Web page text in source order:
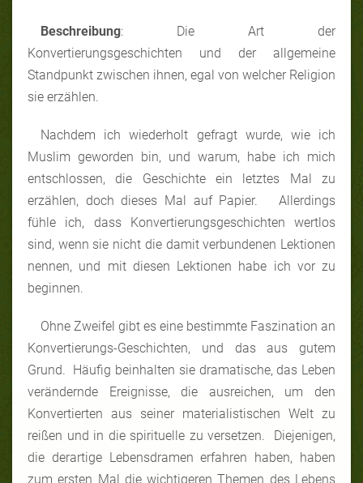
Beschreibung: Die Art der
Konvertierungsgeschichten und der allgemeine
Standpunkt zwischen ihnen, egal von welcher Religion
sie erzählen.
Nachdem ich wiederholt gefragt wurde, wie ich
Muslim geworden bin, und warum, habe ich mich
entschlossen, die Geschichte ein letztes Mal zu
erzählen, doch dieses Mal auf Papier. Allerdings
fühle ich, dass Konvertierungsgeschichten wertlos
sind, wenn sie nicht die damit verbundenen Lektionen
nennen, und mit diesen Lektionen habe ich vor zu
beginnen.
Ohne Zweifel gibt es eine bestimmte Faszination an
Konvertierungs-Geschichten, und das aus gutem
Grund. Häufig beinhalten sie dramatische, das Leben
verändernde Ereignisse, die ausreichen, um den
Konvertierten aus seiner materialistischen Welt zu
reißen und in die spirituelle zu versetzen. Diejenigen,
die derartige Lebensdramen erfahren haben, haben
zum ersten Mal die wichtigeren Themen des Lebens